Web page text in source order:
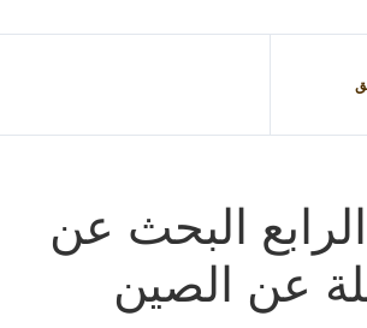
البحث عن
عن الصين